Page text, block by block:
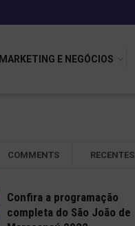
MARKETING E NEGÓCIOS
COMMENTS RECENTES
Confira a programação
completa do São João de